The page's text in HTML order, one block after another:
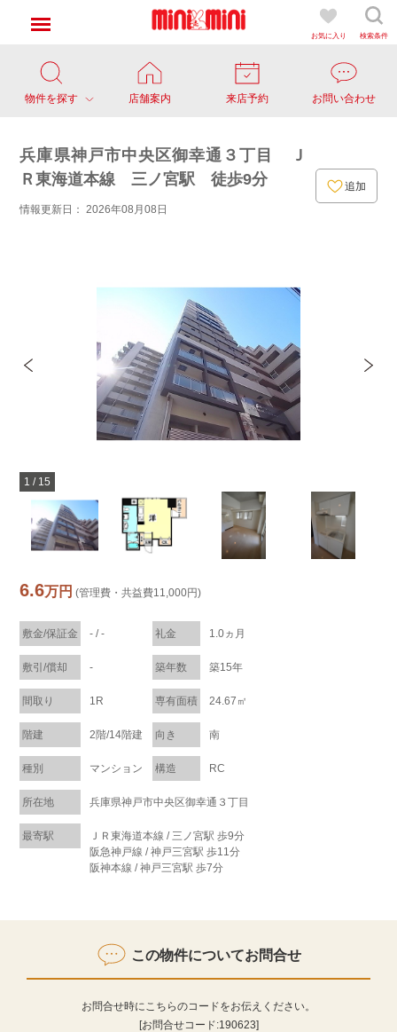
お気に入り 検索条件
物件を探す 店舗案内 来店予約 お問い合わせ
兵庫県神戸市中央区御幸通３丁目 Ｊ
Ｒ東海道本線 三ノ宮駅 徒歩9分
情報更新日： 2026年08月08日
追加
1 / 15
6.6万円 (管理費・共益費11,000円)
敷金/保証金 - / - 礼金 1.0ヵ月
敷引/償却 - 築年数 築15年
間取り 1R 専有面積 24.67㎡
階建 2階/14階建 向き 南
種別 マンション 構造 RC
所在地 兵庫県神戸市中央区御幸通３丁目
最寄駅
ＪＲ東海道本線 / 三ノ宮駅 歩9分
阪急神戸線 / 神戸三宮駅 歩11分
阪神本線 / 神戸三宮駅 歩7分
この物件についてお問合せ
お問合せ時にこちらのコードをお伝えください。
[お問合せコード:190623]